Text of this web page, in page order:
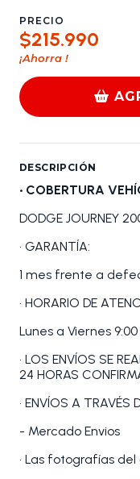
PRECIO
$215.990
¡Ahorra !
DESCRIPCIÓN
• COBERTURA
DODGE JOURNEY
• GARANTÍA:
1 mes frente a
• HORARIO DE
Lunes a Viernes 9:00
• LOS ENVÍOS SE
24 HORAS
• ENVÍOS A TRAVÉS
- Mercado Envios
• Las fotografías